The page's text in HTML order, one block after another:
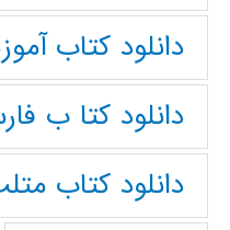
دانلود كتاب
دانلود كتا ب
دانلود كتاب